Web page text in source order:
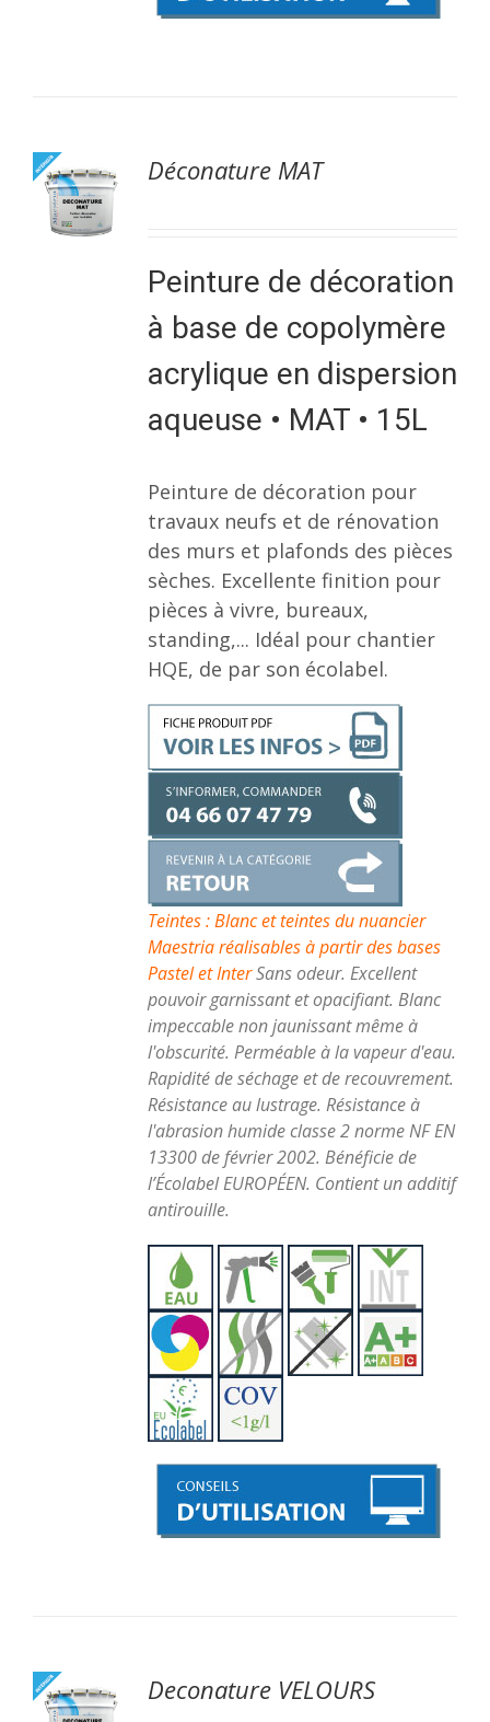
Déconature MAT
Peinture de décoration
à base de copolymère
acrylique en dispersion
aqueuse • MAT • 15L
Peinture de décoration pour
travaux neufs et de rénovation
des murs et plafonds des pièces
sèches. Excellente finition pour
pièces à vivre, bureaux,
standing,... Idéal pour chantier
HQE, de par son écolabel.
Teintes : Blanc et teintes du nuancier
Maestria réalisables à partir des bases
Pastel et InterSans odeur. Excellent
pouvoir garnissant et opacifiant. Blanc
impeccable non jaunissant même à
l'obscurité. Perméable à la vapeur d'eau.
Rapidité de séchage et de recouvrement.
Résistance au lustrage. Résistance à
l'abrasion humide classe 2 norme NF EN
13300 de février 2002. Bénéficie de
l’Écolabel EUROPÉEN. Contient un additif
antirouille.
Deconature VELOURS